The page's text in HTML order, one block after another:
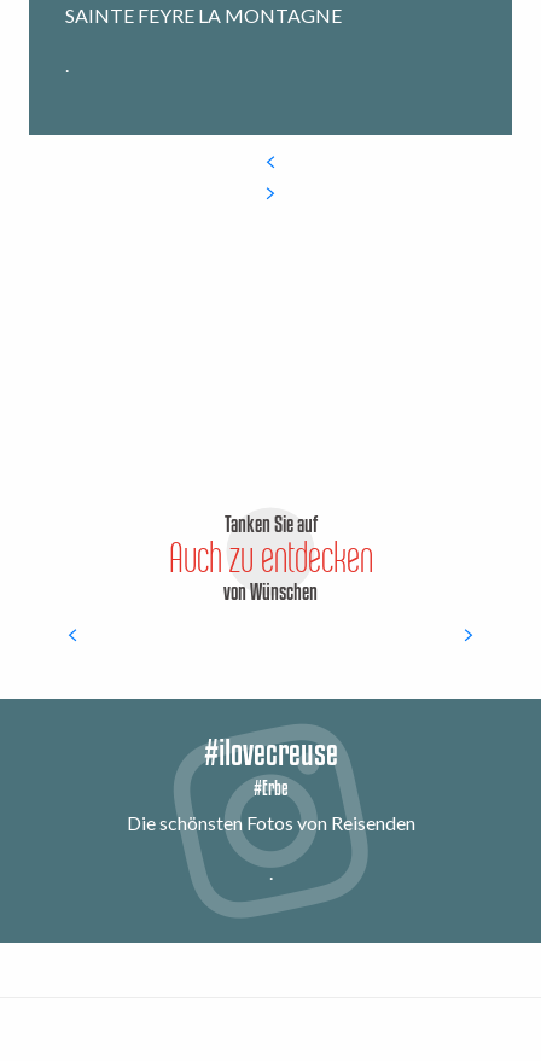
SAINTE FEYRE LA MONTAGNE
.
Tanken Sie auf
Auch zu entdecken
von Wünschen
#ilovecreuse
#Erbe
Die schönsten Fotos von Reisenden
.